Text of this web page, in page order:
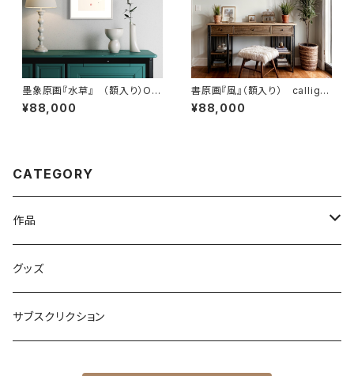
墨象原画『水草』 （額入り）Ori
ginal Painting「Water plant」
（Framed）
¥88,000
書原画『風』（額入り） calligra
phy「Wind」（Framed）
¥88,000
CATEGORY
作品
原画
複製画
グッズ
サブスクリクション